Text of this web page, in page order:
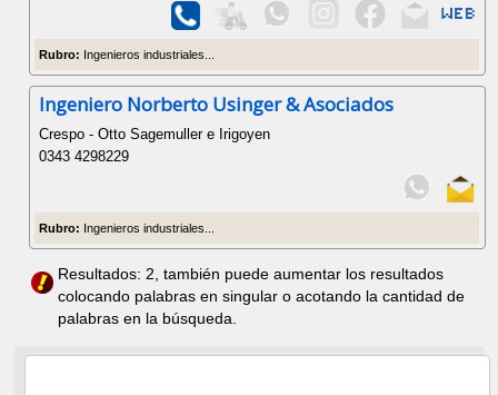
Rubro: Ingenieros industriales...
Ingeniero Norberto Usinger & Asociados
Crespo - Otto Sagemuller e Irigoyen
0343 4298229
Rubro: Ingenieros industriales...
Resultados: 2, también puede aumentar los resultados
colocando palabras en singular o acotando la cantidad de
palabras en la búsqueda.